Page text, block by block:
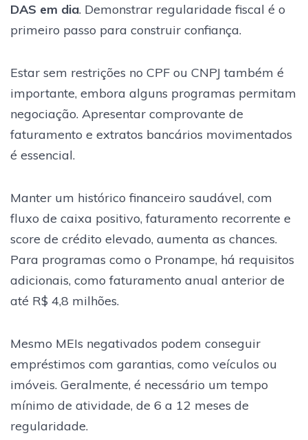
DAS em dia. Demonstrar regularidade fiscal é o
primeiro passo para construir confiança.
Estar sem restrições no CPF ou CNPJ também é
importante, embora alguns programas permitam
negociação. Apresentar comprovante de
faturamento e extratos bancários movimentados
é essencial.
Manter um histórico financeiro saudável, com
fluxo de caixa positivo, faturamento recorrente e
score de crédito elevado, aumenta as chances.
Para programas como o Pronampe, há requisitos
adicionais, como faturamento anual anterior de
até R$ 4,8 milhões.
Mesmo MEIs negativados podem conseguir
empréstimos com garantias, como veículos ou
imóveis. Geralmente, é necessário um tempo
mínimo de atividade, de 6 a 12 meses de
regularidade.